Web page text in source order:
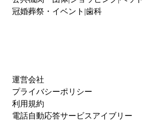
冠婚葬祭・イベント 歯科
運営会社
プライバシーポリシー
利用規約
電話自動応答サービスアイブリー